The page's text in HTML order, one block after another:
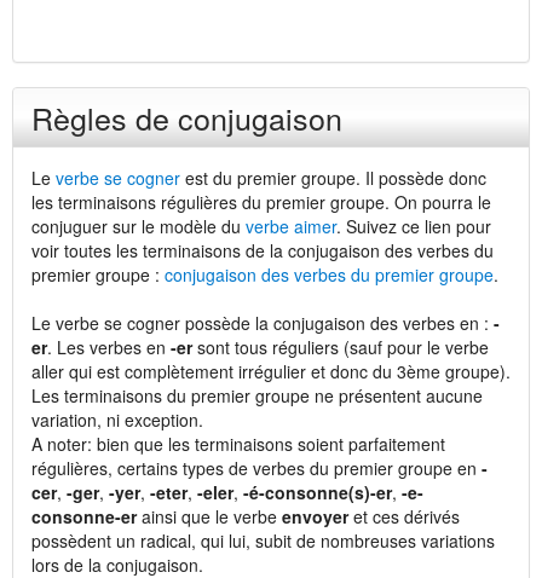
Règles de conjugaison
Le verbe se cogner est du premier groupe. Il possède donc
les terminaisons régulières du premier groupe. On pourra le
conjuguer sur le modèle du verbe aimer. Suivez ce lien pour
voir toutes les terminaisons de la conjugaison des verbes du
premier groupe : conjugaison des verbes du premier groupe.
Le verbe se cogner possède la conjugaison des verbes en : -
er. Les verbes en -ersont tous réguliers (sauf pour le verbe
aller qui est complètement irrégulier et donc du 3ème groupe).
Les terminaisons du premier groupe ne présentent aucune
variation, ni exception.
A noter: bien que les terminaisons soient parfaitement
régulières, certains types de verbes du premier groupe en -
cer, -ger, -yer, -eter, -eler, -é-consonne(s)-er, -e-
consonne-erainsi que le verbe envoyeret ces dérivés
possèdent un radical, qui lui, subit de nombreuses variations
lors de la conjugaison.